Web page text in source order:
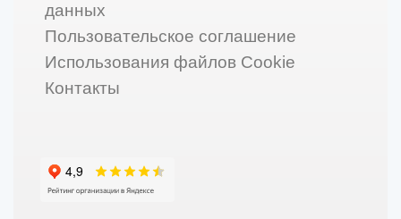
данных
Пользовательское соглашение
Использования файлов Cookie
Контакты